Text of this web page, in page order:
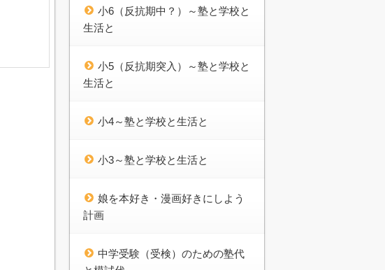
小6（反抗期中？）～塾と学校と
生活と
小5（反抗期突入）～塾と学校と
生活と
小4～塾と学校と生活と
小3～塾と学校と生活と
娘を本好き・漫画好きにしよう
計画
中学受験（受検）のための塾代